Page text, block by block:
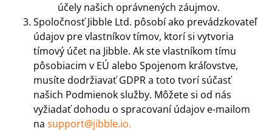
účely našich oprávnených záujmov.
Spoločnosť Jibble Ltd. pôsobí ako prevádzkovateľ
údajov pre vlastníkov tímov, ktorí si vytvoria
tímový účet na Jibble. Ak ste vlastníkom tímu
pôsobiacim v EÚ alebo Spojenom kráľovstve,
musíte dodržiavať GDPR a toto tvorí súčasť
našich Podmienok služby. Môžete si od nás
vyžiadať dohodu o spracovaní údajov e-mailom
na support@jibble.io.